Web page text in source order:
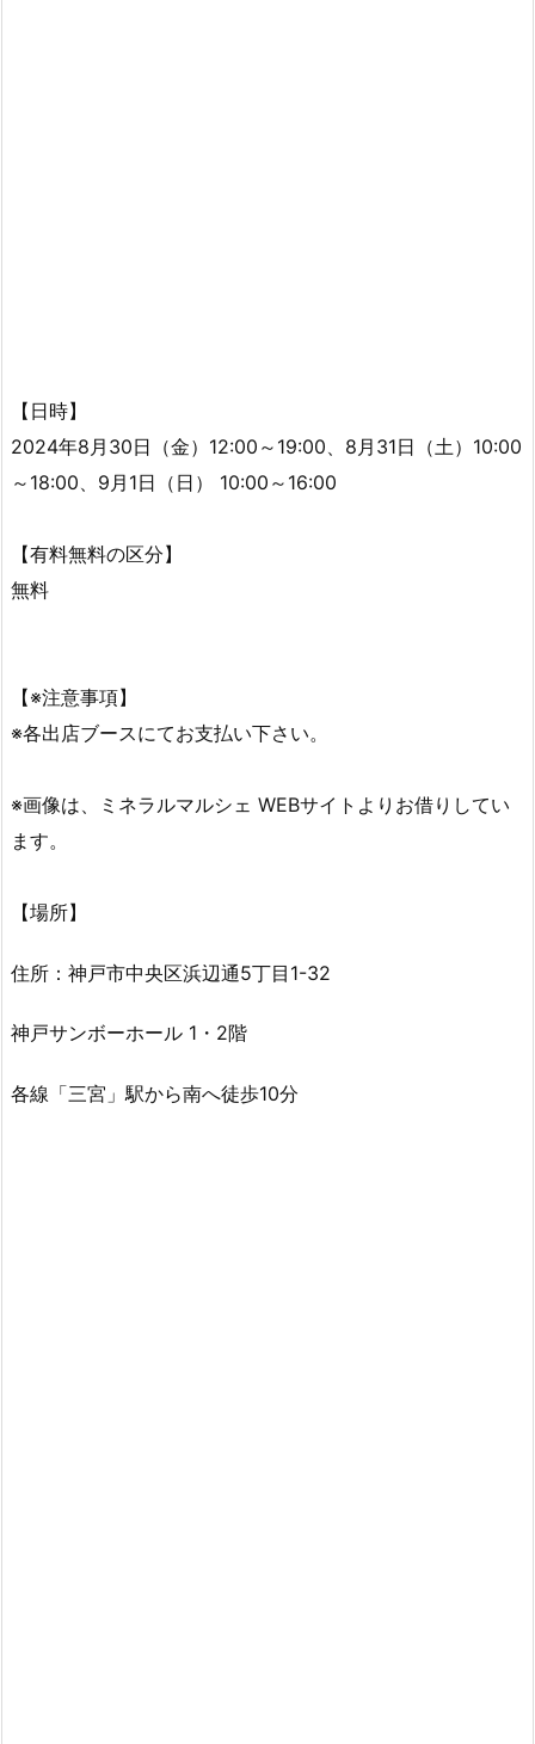
【日時】
2024年8月30日（金）12:00～19:00、8月31日（土）10:00
～18:00、9月1日（日） 10:00～16:00
【有料無料の区分】
無料
【※注意事項】
※各出店ブースにてお支払い下さい。
※画像は、ミネラルマルシェ WEBサイトよりお借りしてい
ます。
【場所】
住所：神戸市中央区浜辺通5丁目1-32
神戸サンボーホール 1・2階
各線「三宮」駅から南へ徒歩10分